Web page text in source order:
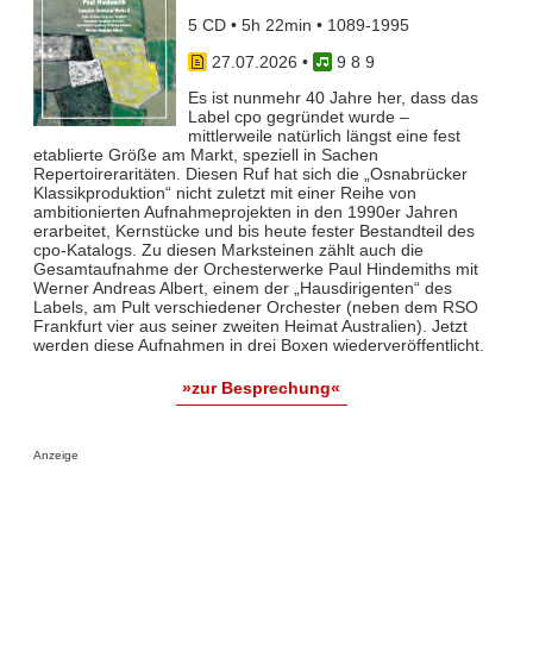
5 CD • 5h 22min • 1089-1995
27.07.2026 •
9 8 9
Es ist nunmehr 40 Jahre her, dass das
Label cpo gegründet wurde –
mittlerweile natürlich längst eine fest
etablierte Größe am Markt, speziell in Sachen
Repertoireraritäten. Diesen Ruf hat sich die „Osnabrücker
Klassikproduktion“ nicht zuletzt mit einer Reihe von
ambitionierten Aufnahmeprojekten in den 1990er Jahren
erarbeitet, Kernstücke und bis heute fester Bestandteil des
cpo-Katalogs. Zu diesen Marksteinen zählt auch die
Gesamtaufnahme der Orchesterwerke Paul Hindemiths mit
Werner Andreas Albert, einem der „Hausdirigenten“ des
Labels, am Pult verschiedener Orchester (neben dem RSO
Frankfurt vier aus seiner zweiten Heimat Australien). Jetzt
werden diese Aufnahmen in drei Boxen wiederveröffentlicht.
»zur Besprechung«
Anzeige